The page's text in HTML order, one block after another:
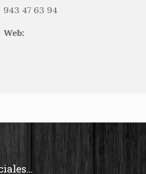
943 47 63 94
Web: